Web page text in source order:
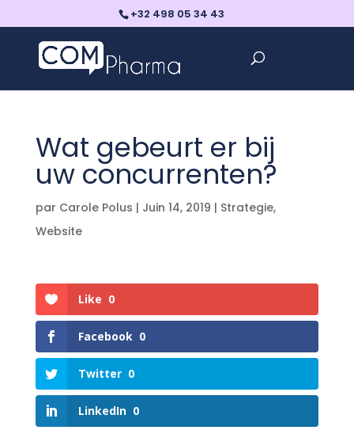
+32 498 05 34 43
Wat gebeurt er bij
uw concurrenten?
par Carole Polus | Juin 14, 2019 | Strategie,
Website
Like 0
Facebook 0
Twitter 0
LinkedIn 0